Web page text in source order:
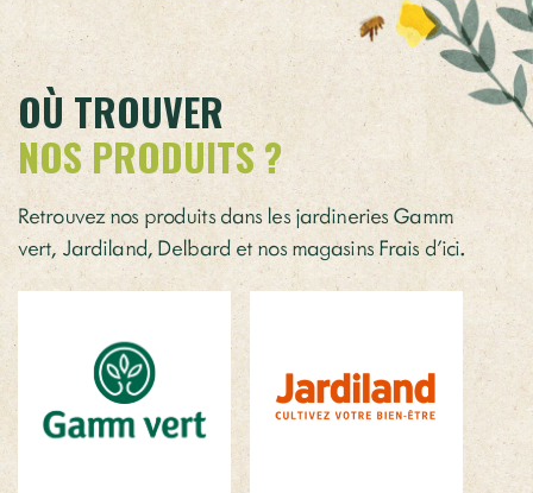
OÙ TROUVER
NOS PRODUITS ?
Retrouvez nos produits dans les jardineries Gamm
vert, Jardiland, Delbard et nos magasins Frais d’ici.